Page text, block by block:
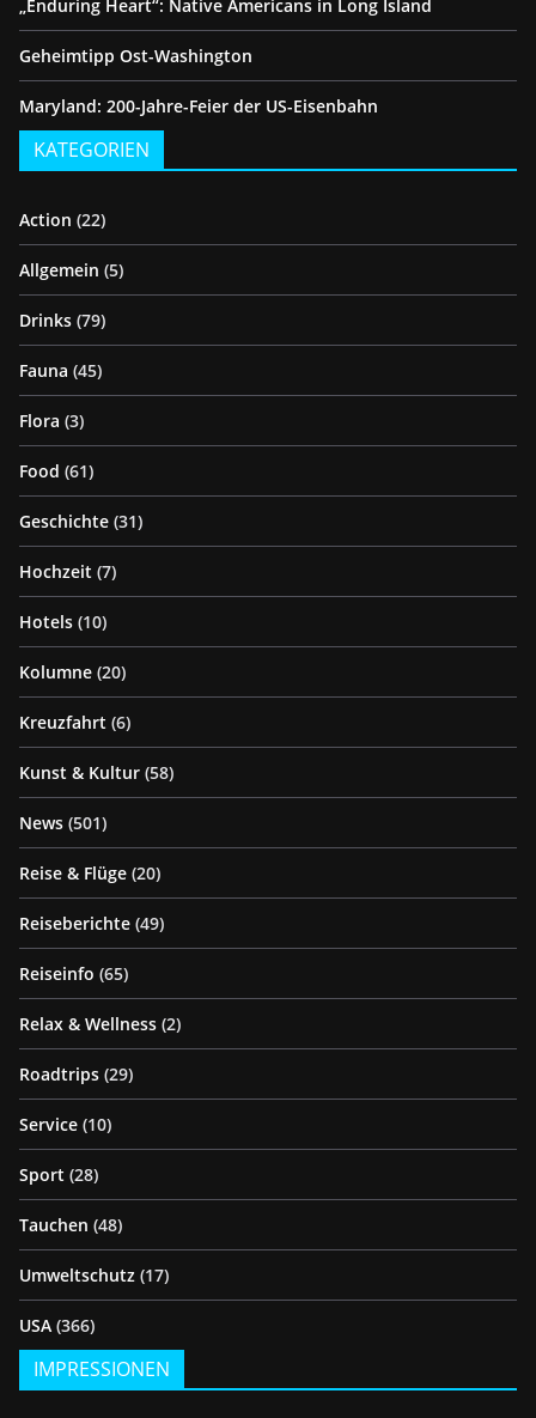
„Enduring Heart“: Native Americans in Long Island
Geheimtipp Ost-Washington
Maryland: 200-Jahre-Feier der US-Eisenbahn
KATEGORIEN
Action (22)
Allgemein (5)
Drinks (79)
Fauna (45)
Flora (3)
Food (61)
Geschichte (31)
Hochzeit (7)
Hotels (10)
Kolumne (20)
Kreuzfahrt (6)
Kunst & Kultur (58)
News (501)
Reise & Flüge (20)
Reiseberichte (49)
Reiseinfo (65)
Relax & Wellness (2)
Roadtrips (29)
Service (10)
Sport (28)
Tauchen (48)
Umweltschutz (17)
USA (366)
IMPRESSIONEN